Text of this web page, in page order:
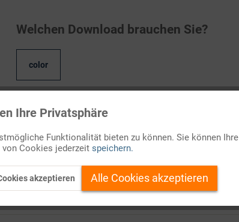
Welchen Download brauchen Sie?
color
Kostenlos anmelden
Auf Ihren Merkzettel setzen
Inaktiv
Ihre Privatsphäre
Funktionalität bieten zu können. Sie können Ihre
von Cookies jederzeit speichern.
akzeptieren Alle Cookies akzeptieren